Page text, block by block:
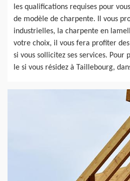
les qualifications requises pour
de modèle de charpente. Il vous
industrielles, la charpente en
votre choix, il vous fera profiter
si vous sollicitez ses services. Pour
le si vous résidez à Taillebourg,